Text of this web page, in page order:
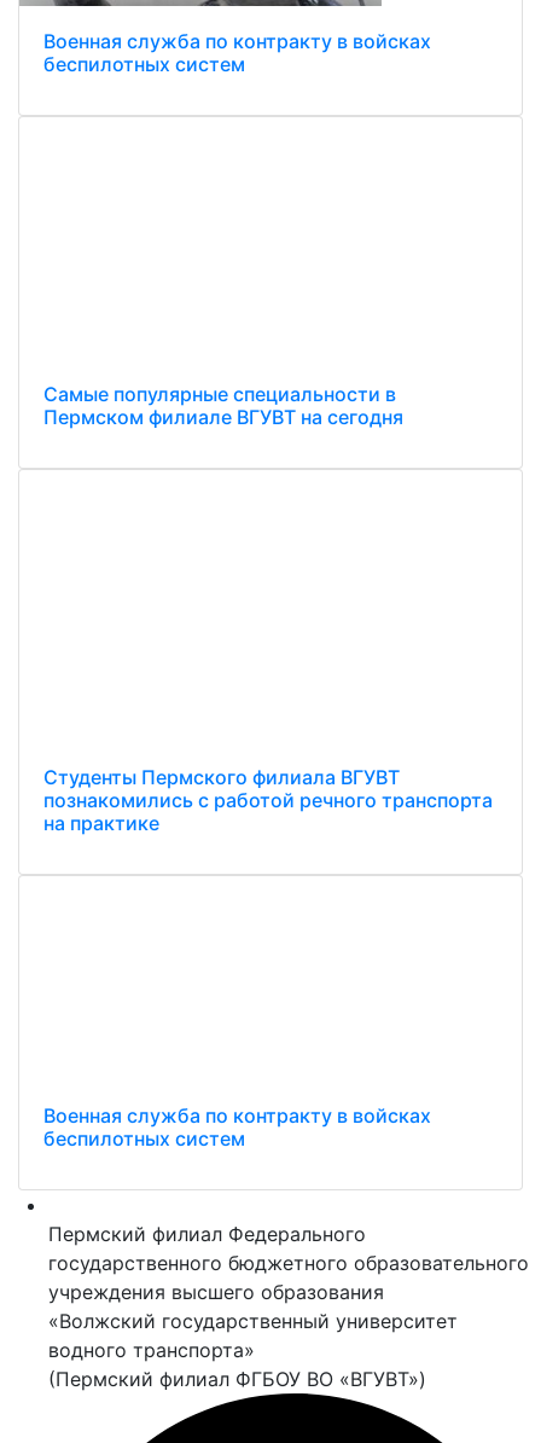
Военная служба по контракту в войсках
беспилотных систем
Самые популярные специальности в
Пермском филиале ВГУВТ на сегодня
Студенты Пермского филиала ВГУВТ
познакомились с работой речного транспорта
на практике
Военная служба по контракту в войсках
беспилотных систем
Пермский филиал Федерального
государственного бюджетного образовательного
учреждения высшего образования
«Волжский государственный университет
водного транспорта»
(Пермский филиал ФГБОУ ВО «ВГУВТ»)